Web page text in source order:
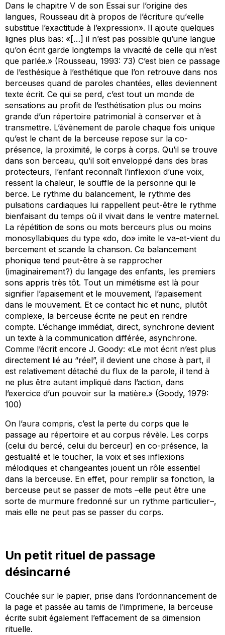
Dans le chapitre V de son Essai sur l’origine des
langues, Rousseau dit à propos de l’écriture qu’«elle
substitue l’exactitude à l’expression». Il ajoute quelques
lignes plus bas: «[…] il n’est pas possible qu’une langue
qu’on écrit garde longtemps la vivacité de celle qui n’est
que parlée.» (Rousseau, 1993: 73) C’est bien ce passage
de l’esthésique à l’esthétique que l’on retrouve dans nos
berceuses quand de paroles chantées, elles deviennent
texte écrit. Ce qui se perd, c’est tout un monde de
sensations au profit de l’esthétisation plus ou moins
grande d’un répertoire patrimonial à conserver et à
transmettre. L’évènement de parole chaque fois unique
qu’est le chant de la berceuse repose sur la co-
présence, la proximité, le corps à corps. Qu’il se trouve
dans son berceau, qu’il soit enveloppé dans des bras
protecteurs, l’enfant reconnaît l’inflexion d’une voix,
ressent la chaleur, le souffle de la personne qui le
berce. Le rythme du balancement, le rythme des
pulsations cardiaques lui rappellent peut-être le rythme
bienfaisant du temps où il vivait dans le ventre maternel.
La répétition de sons ou mots berceurs plus ou moins
monosyllabiques du type «do, do» imite le va-et-vient du
bercement et scande la chanson. Ce balancement
phonique tend peut-être à se rapprocher
(imaginairement?) du langage des enfants, les premiers
sons appris très tôt. Tout un mimétisme est là pour
signifier l’apaisement et le mouvement, l’apaisement
dans le mouvement. Et ce contact hic et nunc, plutôt
complexe, la berceuse écrite ne peut en rendre
compte. L’échange immédiat, direct, synchrone devient
un texte à la communication différée, asynchrone.
Comme l’écrit encore J. Goody: «Le mot écrit n’est plus
directement lié au “réel”, il devient une chose à part, il
est relativement détaché du flux de la parole, il tend à
ne plus être autant impliqué dans l’action, dans
l’exercice d’un pouvoir sur la matière.» (Goody, 1979:
100)
On l’aura compris, c’est la perte du corps que le
passage au répertoire et au corpus révèle. Les corps
(celui du bercé, celui du berceur) en co-présence, la
gestualité et le toucher, la voix et ses inflexions
mélodiques et changeantes jouent un rôle essentiel
dans la berceuse. En effet, pour remplir sa fonction, la
berceuse peut se passer de mots –elle peut être une
sorte de murmure fredonné sur un rythme particulier–,
mais elle ne peut pas se passer du corps.
Un petit rituel de passage
désincarné
Couchée sur le papier, prise dans l’ordonnancement de
la page et passée au tamis de l’imprimerie, la berceuse
écrite subit également l’effacement de sa dimension
rituelle.